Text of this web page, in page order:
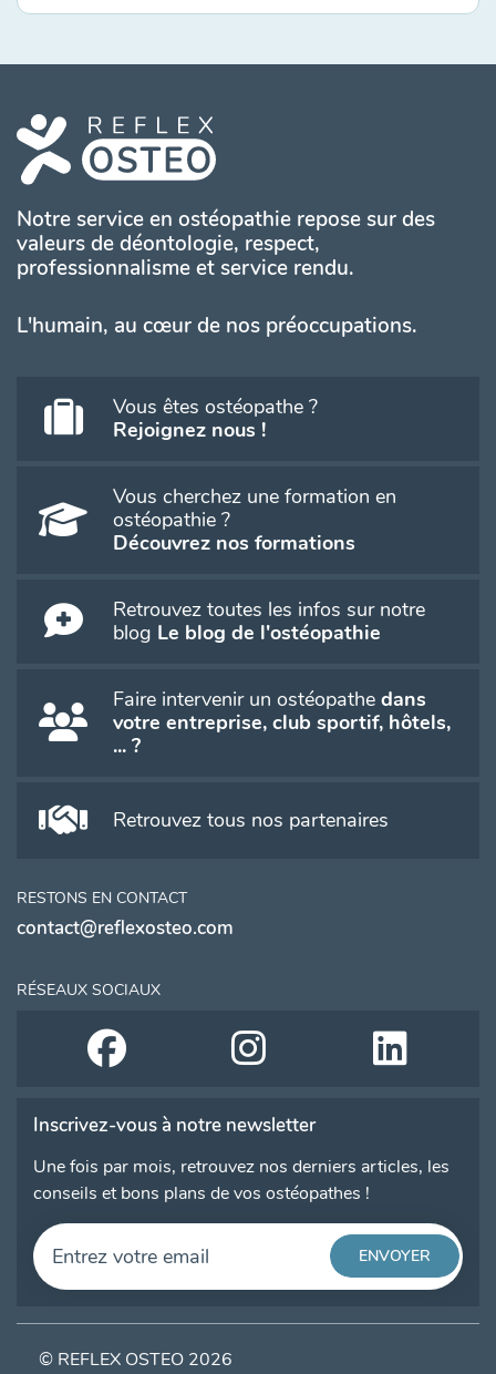
Notre service en ostéopathie repose sur des
valeurs de déontologie, respect,
professionnalisme et service rendu.
L'humain, au cœur de nos préoccupations.
Vous êtes ostéopathe ?
Rejoignez nous !
Vous cherchez une formation en
ostéopathie ?
Découvrez nos formations
Retrouvez toutes les infos sur notre
blog Le blog de l'ostéopathie
Faire intervenir un ostéopathe dans
votre entreprise, club sportif, hôtels,
... ?
Retrouvez tous nos partenaires
RESTONS EN CONTACT
contact@reflexosteo.com
RÉSEAUX SOCIAUX
Inscrivez-vous à notre newsletter
Une fois par mois, retrouvez nos derniers articles, les
conseils et bons plans de vos ostéopathes !
© REFLEX OSTEO 2026